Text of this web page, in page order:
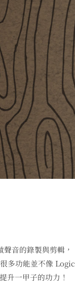
音的錄製與剪輯，
多功能並不像 Logic
升一甲子的功力！